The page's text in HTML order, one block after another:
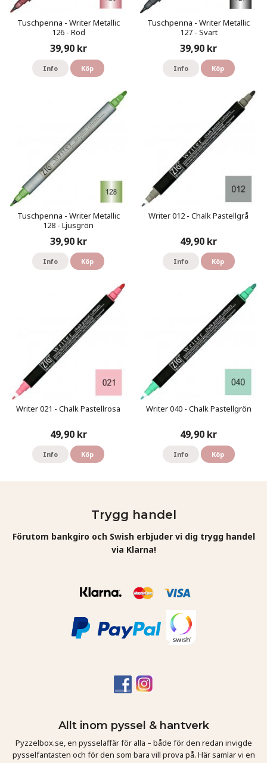
Tuschpenna - Writer Metallic
126 - Röd
39,90 kr
Info Köp
Tuschpenna - Writer Metallic
127 - Svart
39,90 kr
Info Köp
Tuschpenna - Writer Metallic
128 - Ljusgrön
39,90 kr
Info Köp
Writer 012 - Chalk Pastellgrå
49,90 kr
Info Köp
Writer 021 - Chalk Pastellrosa
49,90 kr
Info Köp
Writer 040 - Chalk Pastellgrön
49,90 kr
Info Köp
Trygg handel
Förutom bankgiro och Swish erbjuder vi dig trygg handel
via Klarna!
Allt inom pyssel & hantverk
Pyzzelbox.se, en pysselaffär för alla – både för den redan invigde
pysselfantasten och för den som bara vill prova på. Här samlar vi en